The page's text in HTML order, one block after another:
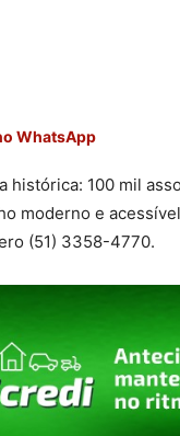
WhatsApp
histórica: 100 mil
moderno e
(51) 3358-4770.